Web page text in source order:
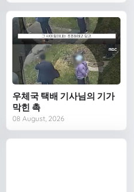
우체국 택배 기사님의 기가
막힌 촉
08 August, 2026